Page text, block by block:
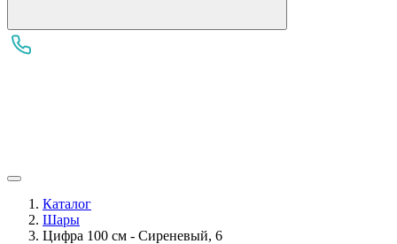
Каталог
Шары
Цифра 100 см - Сиреневый, 6